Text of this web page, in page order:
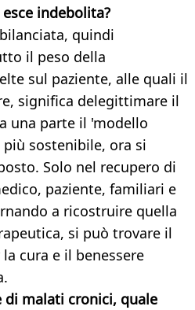
indebolita?
quindi
il peso della
sul paziente, alle quali il
significa delegittimare il
una parte il 'modello
sostenibile, ora si
Solo nel recupero di
paziente, familiari e
a ricostruire quella
si può trovare il
cura e il benessere
di malati cronici, quale